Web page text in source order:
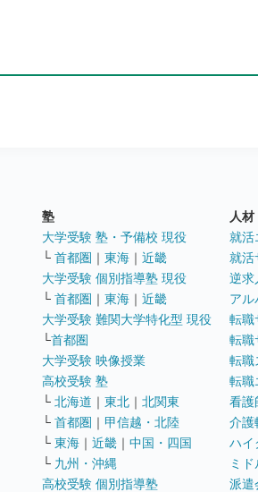
塾
大学受験 塾・予備校 現役
└ 首都圏 ｜ 東海 ｜ 近畿
大学受験 個別指導塾 現役
└ 首都圏 ｜ 東海 ｜ 近畿
大学受験 難関大学特化型 現役
└首都圏
大学受験 映像授業
高校受験 塾
└ 北海道 ｜ 東北 ｜ 北関東
└ 首都圏 ｜ 甲信越・北陸
└ 東海 ｜ 近畿 ｜ 中国・四国
└ 九州・沖縄
高校受験 個別指導塾
人材
就活
就活
逆求
アル
転職
転職
転職
転職
看護
介護
ハイ
ミ
派遣